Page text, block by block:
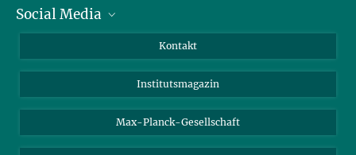
Alumni
Schulen
Social Media
Facebook
YouTube
Kontakt
Institutsmagazin
Max-Planck-Gesellschaft